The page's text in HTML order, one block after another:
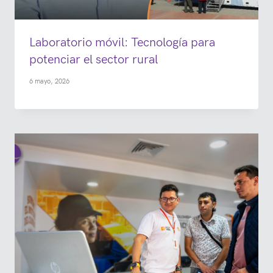
Laboratorio móvil: Tecnología para
potenciar el sector rural
6 mayo, 2026